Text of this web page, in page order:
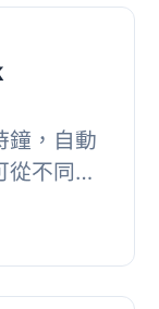
鐘，自動
不同的
幕截圖